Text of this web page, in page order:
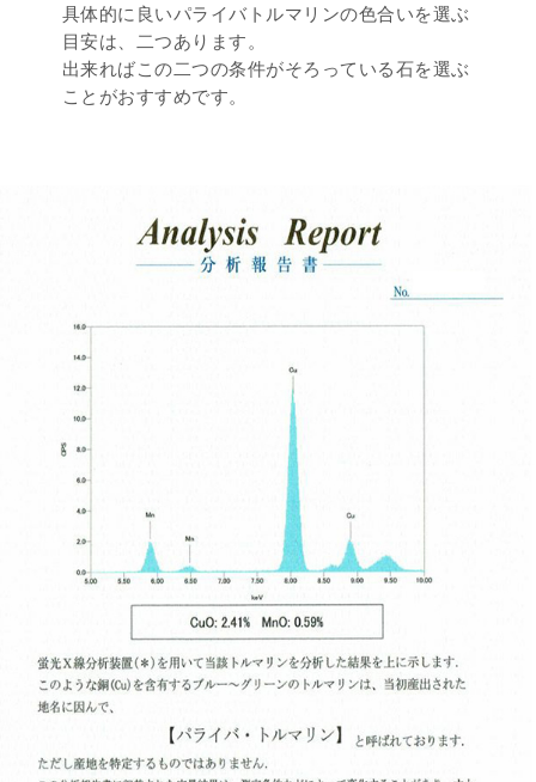
具体的に良いパライバトルマリンの色合いを選ぶ
目安は、二つあります。
出来ればこの二つの条件がそろっている石を選ぶ
ことがおすすめです。